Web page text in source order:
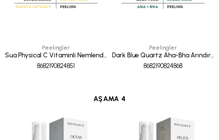
Peelingler
8682190824851
Peelingler
8682190824868
AŞAMA 4